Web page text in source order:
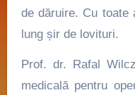
de dăruire. Cu toate
lung șir de lovituri.
Prof. dr. Rafal
medicală pentru